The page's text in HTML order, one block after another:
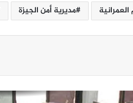
مديرية أمن الجيزة
استقرار أسعار الذهب
التعاملات الصباحية
2026/08/07